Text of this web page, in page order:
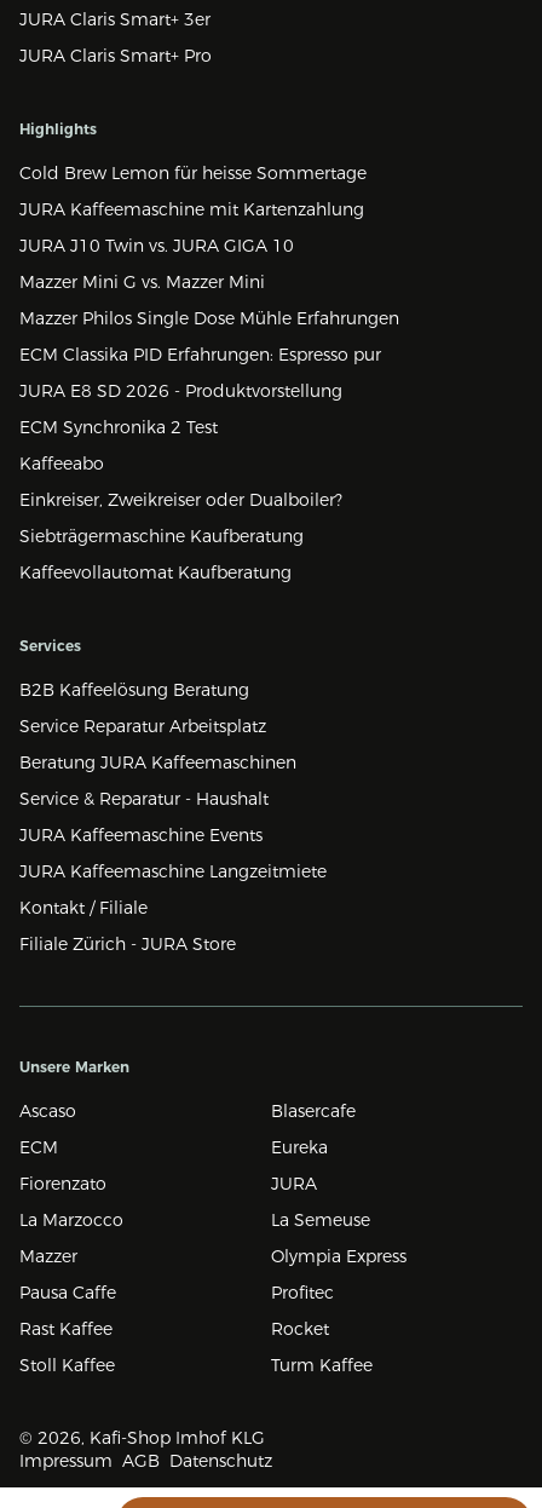
JURA Claris Smart+ 3er
JURA Claris Smart+ Pro
Highlights
Cold Brew Lemon für heisse Sommertage
JURA Kaffeemaschine mit Kartenzahlung
JURA J10 Twin vs. JURA GIGA 10
Mazzer Mini G vs. Mazzer Mini
Mazzer Philos Single Dose Mühle Erfahrungen
ECM Classika PID Erfahrungen: Espresso pur
JURA E8 SD 2026 - Produktvorstellung
ECM Synchronika 2 Test
Kaffeeabo
Einkreiser, Zweikreiser oder Dualboiler?
Siebträgermaschine Kaufberatung
Kaffeevollautomat Kaufberatung
Services
B2B Kaffeelösung Beratung
Service Reparatur Arbeitsplatz
Beratung JURA Kaffeemaschinen
Service & Reparatur - Haushalt
JURA Kaffeemaschine Events
JURA Kaffeemaschine Langzeitmiete
Kontakt / Filiale
Filiale Zürich - JURA Store
Unsere Marken
Ascaso
Blasercafe
ECM
Eureka
Fiorenzato
JURA
La Marzocco
La Semeuse
Mazzer
Olympia Express
Pausa Caffe
Profitec
Rast Kaffee
Rocket
Stoll Kaffee
Turm Kaffee
© 2026, Kafi-Shop Imhof KLG
Impressum AGB Datenschutz